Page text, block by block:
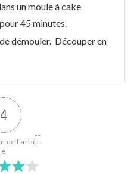
un moule à cake
45 minutes.
démouler. Découper en
4
de l'articl
e